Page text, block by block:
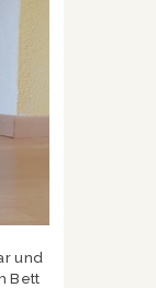
und
Bett